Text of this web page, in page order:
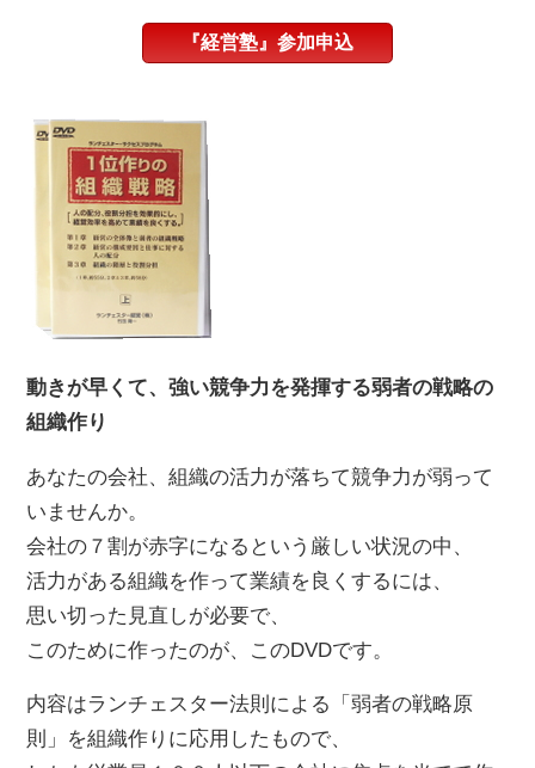
『経営塾』参加申込
動きが早くて、強い競争力を発揮する弱者の戦略の
組織作り
あなたの会社、組織の活力が落ちて競争力が弱って
いませんか。
会社の７割が赤字になるという厳しい状況の中、
活力がある組織を作って業績を良くするには、
思い切った見直しが必要で、
このために作ったのが、このDVDです。
内容はランチェスター法則による「弱者の戦略原
則」を組織作りに応用したもので、